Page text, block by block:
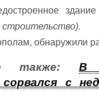
здание
обнаружили
также: В
с